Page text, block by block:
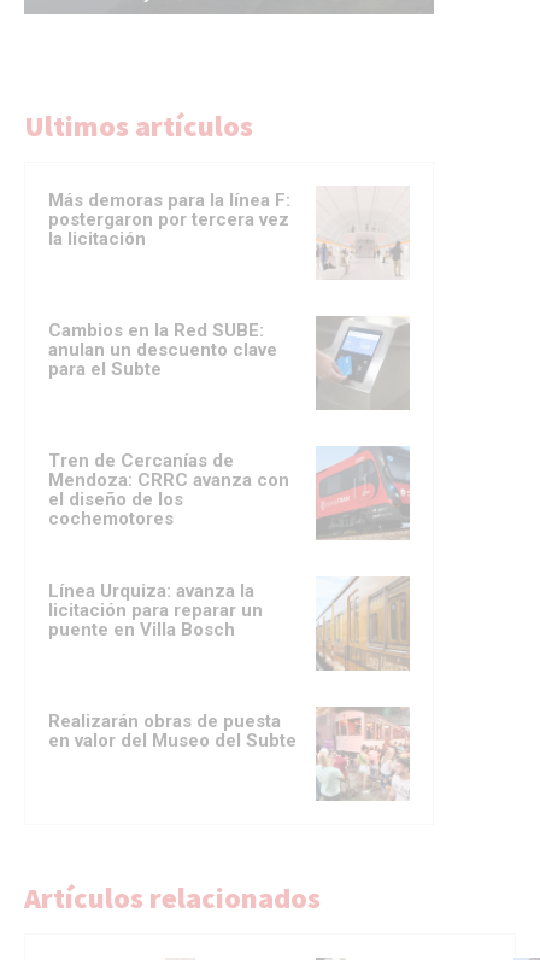
Ultimos artículos
Más demoras para la línea F:
postergaron por tercera vez
la licitación
Cambios en la Red SUBE:
anulan un descuento clave
para el Subte
Tren de Cercanías de
Mendoza: CRRC avanza con
el diseño de los
cochemotores
Línea Urquiza: avanza la
licitación para reparar un
puente en Villa Bosch
Realizarán obras de puesta
en valor del Museo del Subte
Artículos relacionados